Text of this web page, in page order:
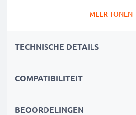
levensduur van de batterij
oververhitting en kortsluiting
Compact & reisklaar
cameratas
MEER TONEN
TECHNISCHE DETAILS
COMPATIBILITEIT
BEOORDELINGEN